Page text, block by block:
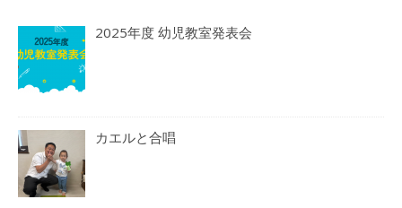
2025年度 幼児教室発表会
カエルと合唱